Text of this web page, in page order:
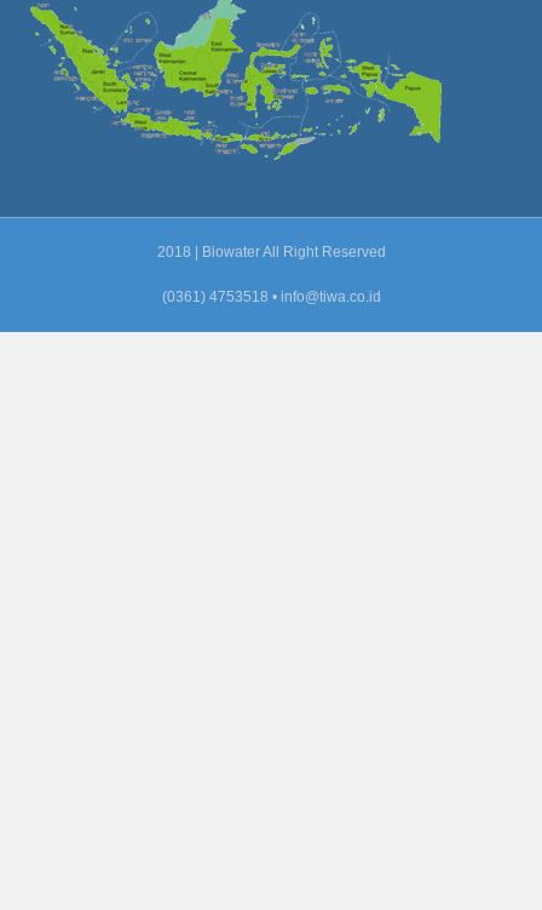
2018 | Biowater All Right Reserved
(0361) 4753518 • info@tiwa.co.id